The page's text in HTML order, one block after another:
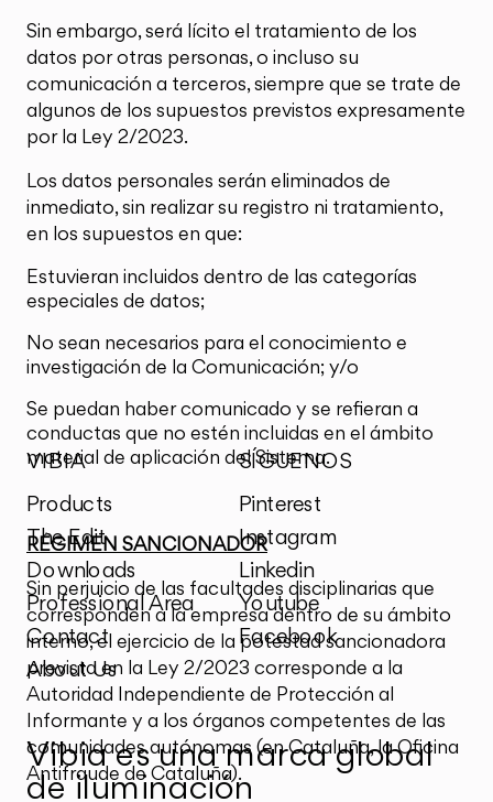
Sin embargo, será lícito el tratamiento de los
datos por otras personas, o incluso su
comunicación a terceros, siempre que se trate de
algunos de los supuestos previstos expresamente
por la Ley 2/2023.
Los datos personales serán eliminados de
inmediato, sin realizar su registro ni tratamiento,
en los supuestos en que:
Estuvieran incluidos dentro de las categorías
especiales de datos;
No sean necesarios para el conocimiento e
investigación de la Comunicación; y/o
Se puedan haber comunicado y se refieran a
conductas que no estén incluidas en el ámbito
material de aplicación del Sistema.
RÉGIMEN SANCIONADOR
Sin perjuicio de las facultades disciplinarias que
corresponden a la empresa dentro de su ámbito
interno, el ejercicio de la potestad sancionadora
prevista en la Ley 2/2023 corresponde a la
Autoridad Independiente de Protección al
Informante y a los órganos competentes de las
comunidades autónomas (en Cataluña, la Oficina
Antifraude de Cataluña).
VIBIA
Products
The Edit
Downloads
Professional Area
Contact
About Us
SÍGUENOS
Pinterest
Instagram
Linkedin
Youtube
Facebook
Vibia es una marca global
de iluminación